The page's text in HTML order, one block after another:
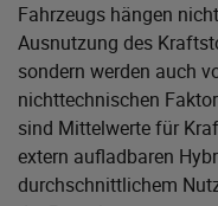
Fahrzeugs hängen
Ausnutzung des
sondern werden auch
nichttechnischen
sind Mittelwerte für
extern aufladbaren
durchschnittlichem